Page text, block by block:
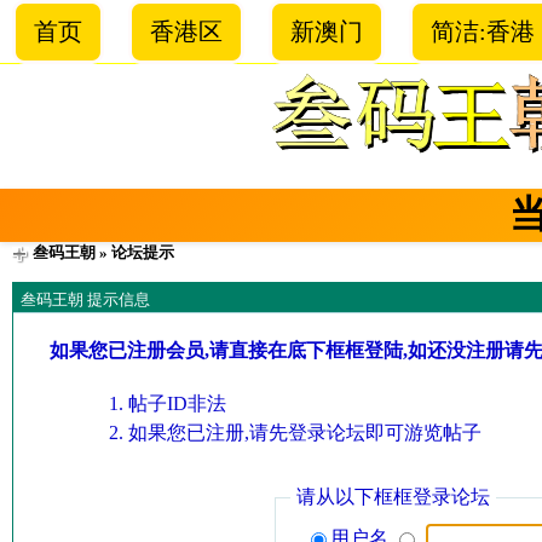
首页 香港区 新澳门 简洁:香港
叁码王朝 » 论坛提示
叁码王朝 提示信息
如果您已注册会员,请直接在底下框框登陆,如还没注册请
帖子ID非法
如果您已注册,请先登录论坛即可游览帖子
请从以下框框登录论坛
用户名